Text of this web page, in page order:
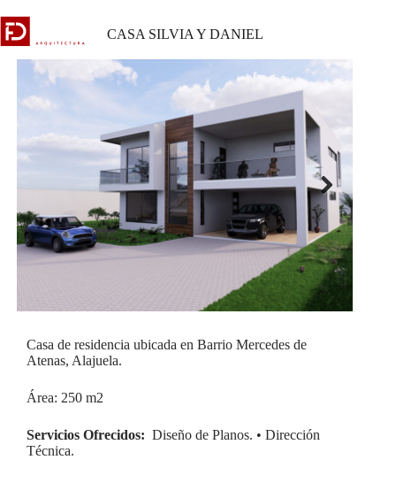
to
content
CASA SILVIA Y DANIEL
Next
Casa de residencia ubicada en Barrio Mercedes de
Atenas, Alajuela.
Área: 250 m2
Servicios Ofrecidos: Diseño de Planos. • Dirección
Técnica.